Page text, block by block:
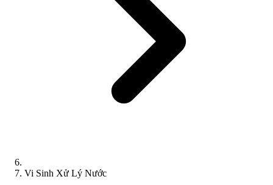
Vi Sinh Xử Lý Nước